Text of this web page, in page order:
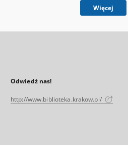
Więcej
Odwiedź nas!
http://www.biblioteka.krakow.pl/